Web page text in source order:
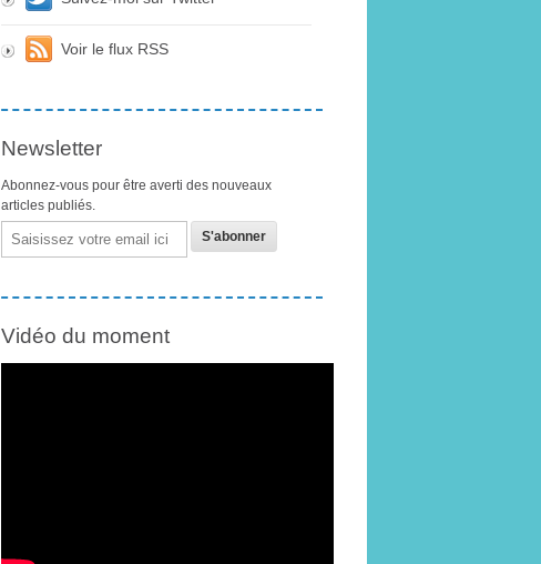
Voir le flux RSS
Newsletter
Abonnez-vous pour être averti des nouveaux
articles publiés.
Email
Vidéo du moment